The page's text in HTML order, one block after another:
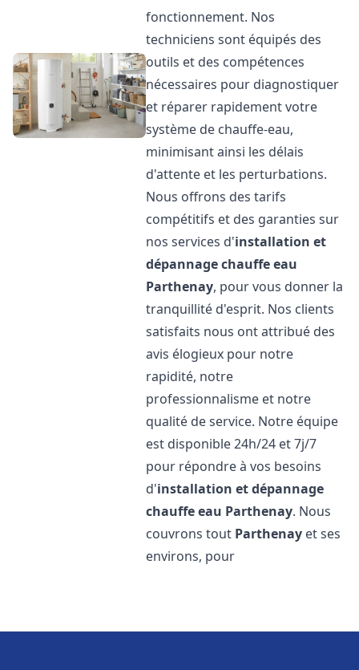
fonctionnement. Nos
techniciens sont équipés des
outils et des compétences
nécessaires pour diagnostiquer
et réparer rapidement votre
système de chauffe-eau,
minimisant ainsi les délais
d'attente et les perturbations.
Nous offrons des tarifs
compétitifs et des garanties sur
nos services d'installation et
dépannage chauffe eau
Parthenay, pour vous donner la
tranquillité d'esprit. Nos clients
satisfaits nous ont attribué des
avis élogieux pour notre
rapidité, notre
professionnalisme et notre
qualité de service. Notre équipe
est disponible 24h/24 et 7j/7
pour répondre à vos besoins
d'installation et dépannage
chauffe eau Parthenay. Nous
couvrons tout Parthenay et ses
environs, pour